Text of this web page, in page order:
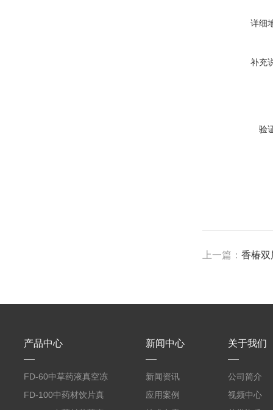
详细
补充
验
上一篇：香椿双
产品中心
FD-60中草药液真空冻
干机
FD-100中药材饮片真
新闻中心
新闻资讯
应用案例
关于我们
公司简介
视频中心